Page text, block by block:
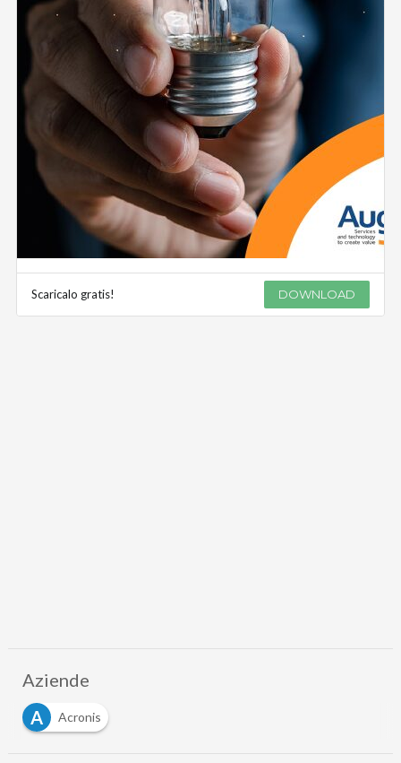
Scaricalo gratis! DOWNLOAD
Aziende
A
Acronis